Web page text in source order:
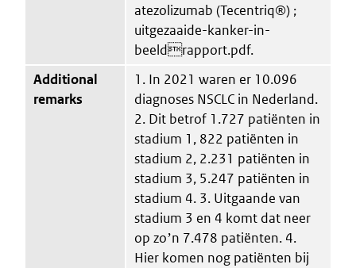
atezolizumab (Tecentriq®) ;
uitgezaaide-kanker-in-
beeldrapport.pdf.
Additional
remarks
1. In 2021 waren er 10.096
diagnoses NSCLC in Nederland.
2. Dit betrof 1.727 patiënten in
stadium 1, 822 patiënten in
stadium 2, 2.231 patiënten in
stadium 3, 5.247 patiënten in
stadium 4. 3. Uitgaande van
stadium 3 en 4 komt dat neer
op zoʼn 7.478 patiënten. 4.
Hier komen nog patiënten bij